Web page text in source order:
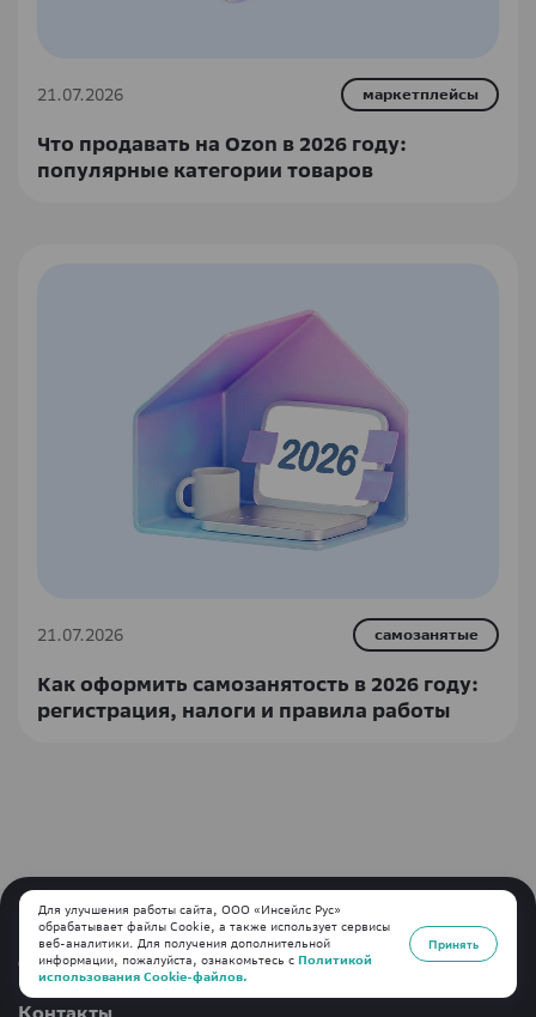
21.07.2026 маркетплейсы
Что продавать на Ozon в 2026 году:
популярные категории товаров
21.07.2026 самозанятые
Как оформить самозанятость в 2026 году:
регистрация, налоги и правила работы
О компании Россия
Для улучшения работы сайта, ООО «Инсейлс Рус»
обрабатывает файлы Cookie, а также использует сервисы
веб-аналитики. Для получения дополнительной
информации, пожалуйста, ознакомьтесь с Политикой
использования Cookie-файлов.
Принять